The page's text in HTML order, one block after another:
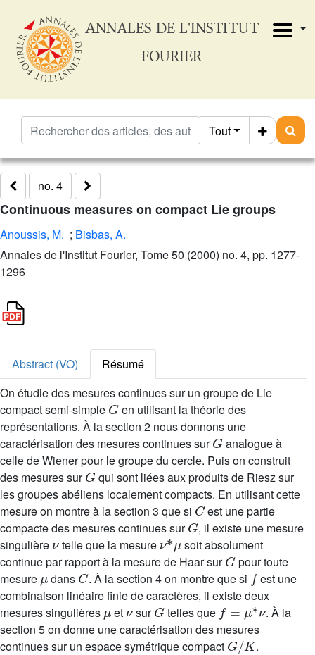
ANNALES DE L'INSTITUT
FOURIER
Tout
no. 4
Continuous measures on compact Lie groups
Anoussis, M. ; Bisbas, A.
Annales de l'Institut Fourier, Tome 50 (2000) no. 4, pp. 1277-
1296
Abstract (VO)
Résumé
On étudie des mesures continues sur un groupe de Lie
compact semi-simple
G
en utilisant la théorie des
représentations. À la section 2 nous donnons une
caractérisation des mesures continues sur
G
analogue à
celle de Wiener pour le groupe du cercle. Puis on construit
des mesures sur
G
qui sont liées aux produits de Riesz sur
les groupes abéliens localement compacts. En utilisant cette
mesure on montre à la section 3 que si
C
est une partie
compacte des mesures continues sur
G
, il existe une mesure
singulière
ν
telle que la mesure
ν*μ
soit absolument
continue par rapport à la mesure de Haar sur
G
pour toute
mesure
μ
dans
C
. À la section 4 on montre que si
f
est une
combinaison linéaire finie de caractères, il existe deux
mesures singulières
μ
et
ν
sur
G
telles que
f=μ*ν
. À la
section 5 on donne une caractérisation des mesures
continues sur un espace symétrique compact
G/K
.